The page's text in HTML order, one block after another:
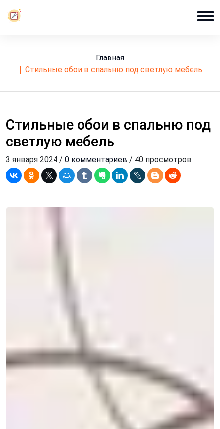
Главная
стильные обои в спальню под светлую мебель
Стильные обои в спальню под
светлую мебель
3 января 2024 / 0 комментариев / 40 просмотров